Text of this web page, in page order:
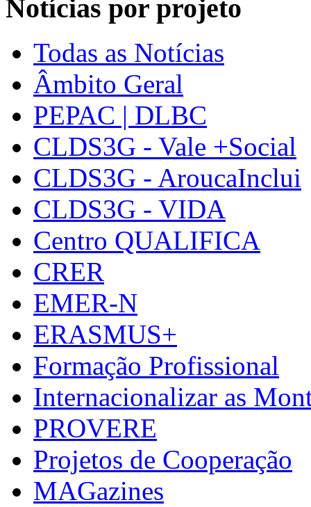
Notícias por projeto
Todas as Notícias
Âmbito Geral
PEPAC | DLBC
CLDS3G - Vale +Social
CLDS3G - AroucaInclui
CLDS3G - VIDA
Centro QUALIFICA
CRER
EMER-N
ERASMUS+
Formação Profissional
Internacionalizar as
PROVERE
Projetos de Cooperação
MAGazines